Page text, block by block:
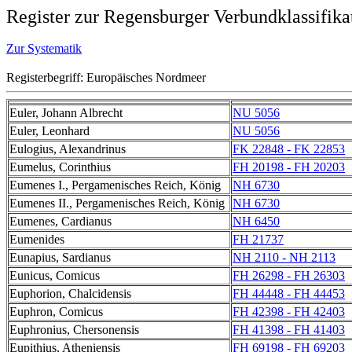
Register zur Regensburger
Zur Systematik
Registerbegriff: Europäisches Nordmeer
Euler, Johann Albrecht
NU 5056
Euler, Leonhard
NU 5056
Eulogius, Alexandrinus
FK 22848 - FK 22853
Eumelus, Corinthius
FH 20198 - FH 20203
Eumenes I., Pergamenisches Reich, König
NH 6730
Eumenes II., Pergamenisches Reich, König NH 6730
Eumenes, Cardianus
NH 6450
Eumenides
FH 21737
Eunapius, Sardianus
NH 2110 - NH 2113
Eunicus, Comicus
FH 26298 - FH 26303
Euphorion, Chalcidensis
FH 44448 - FH 44453
Euphron, Comicus
FH 42398 - FH 42403
Euphronius, Chersonensis
FH 41398 - FH 41403
Eupithius, Atheniensis
FH 69198 - FH 69203